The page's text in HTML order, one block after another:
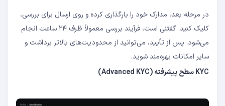
در مرحله بعد، مدارک خود را بارگذاری کرده و روی ارسال برای بررسی،
کلیک کنید. گفتنی است، فرآیند بررسی معمولاً ظرف ۲۴ ساعت انجام
می‌شود. پس از تأیید، می‌توانید از محدودیت‌های بالاتر برداشت و
سایر امکانات بهره‌مند شوید.
KYC سطح پیشرفته (Advanced KYC)